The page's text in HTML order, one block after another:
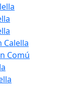
Calella
Comú